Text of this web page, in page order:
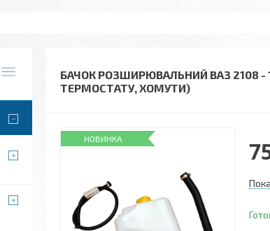
БАЧОК РОЗШИРЮВАЛЬНИЙ ВАЗ 2108
ТЕРМОСТАТУ, ХОМУТИ)
НОВИНКА